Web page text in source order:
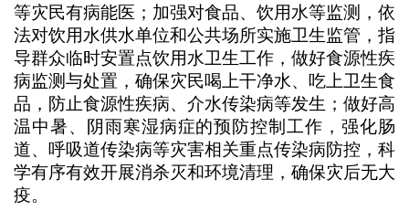
等灾民有病能医；加强对食品、饮用水等监测，依
法对饮用水供水单位和公共场所实施卫生监管，指
导群众临时安置点饮用水卫生工作，做好食源性疾
病监测与处置，确保灾民喝上干净水、吃上卫生食
品，防止食源性疾病、介水传染病等发生；做好高
温中暑、阴雨寒湿病症的预防控制工作，强化肠
道、呼吸道传染病等灾害相关重点传染病防控，科
学有序有效开展消杀灭和环境清理，确保灾后无大
疫。